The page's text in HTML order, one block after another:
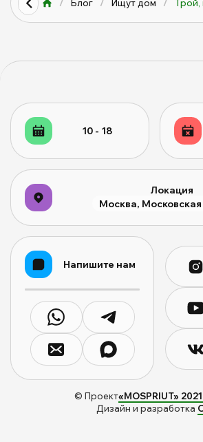
/ Блог / Ищут дом / Трой,
10 - 18
Локация
Москва, Московская
Напишите нам
© Проект«MOSPRIUT»
Дизайн и разработка